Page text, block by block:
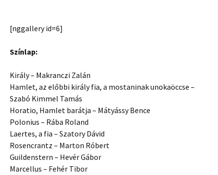
[nggallery id=6]
Színlap:
Király – Makranczi Zalán
Hamlet, az előbbi király fia, a mostaninak unokaöccse –
Szabó Kimmel Tamás
Horatio, Hamlet barátja – Mátyássy Bence
Polonius – Rába Roland
Laertes, a fia – Szatory Dávid
Rosencrantz – Marton Róbert
Guildenstern – Hevér Gábor
Marcellus – Fehér Tibor